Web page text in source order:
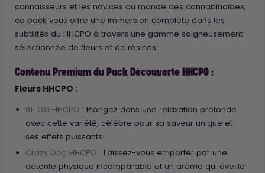
connaisseurs et les novices du monde des cannabinoïdes,
ce pack vous offre une immersion complète dans les
subtilités du HHCPO à travers une gamme soigneusement
sélectionnée de fleurs et de résines.
Contenu Premium du Pack Découverte HHCPO :
Fleurs HHCPO :
911 OG HHCPO : Plongez dans une relaxation profonde
avec cette variété, célèbre pour sa saveur unique et
ses effets puissants.
Crazy Dog HHCPO : Laissez-vous emporter par une
détente physique incomparable et un arôme qui éveille